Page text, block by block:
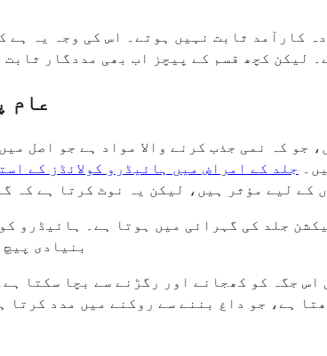
کارآمد ثابت نہیں ہوتے۔ اس کی وجہ یہ
لیکن کچھ قسم کے پیچز اب بھی مددگار
عام
جو کہ نمی جذب کرنے والا مواد ہے جو اصل
جلد کے امراض میں ہائیڈرو کولائڈز کے
کے لیے مؤثر ہیں، لیکن یہ نوٹ کرتا ہے کہ
جلد کی گہرائی میں ہوتا ہے۔ ہائیڈرو
بنیادی
اس جگہ کو کھجانے اور رگڑنے سے بچا سکتا
ہے، جو داغ بننے سے روکنے میں مدد